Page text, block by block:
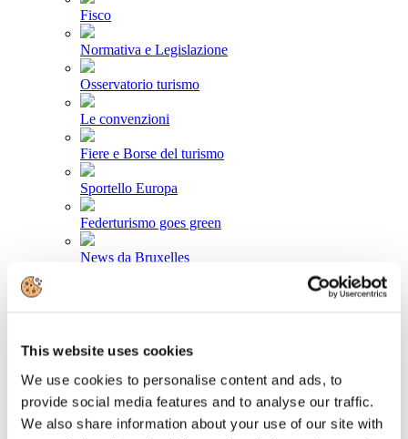
This website uses cookies
We use cookies to personalise content and ads, to
provide social media features and to analyse our traffic.
We also share information about your use of our site with
Fisco
Normativa e Legislazione
Osservatorio turismo
Le convenzioni
Fiere e Borse del turismo
Sportello Europa
Federturismo goes green
News da Bruxelles
Newsletter
Video
Articoli e Interviste